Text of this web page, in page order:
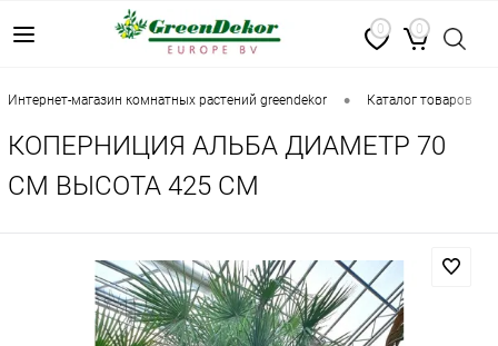
0 0
интернет-магазин комнатных растений greendekor • каталог товаров
КОПЕРНИЦИЯ АЛЬБА ДИАМЕТР 70
СМ ВЫСОТА 425 СМ